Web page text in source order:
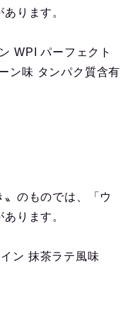
ります。
WPI パーフェクト
ン味 タンパク質含有
〟のものでは、「ウ
ります。
ン 抹茶ラテ風味